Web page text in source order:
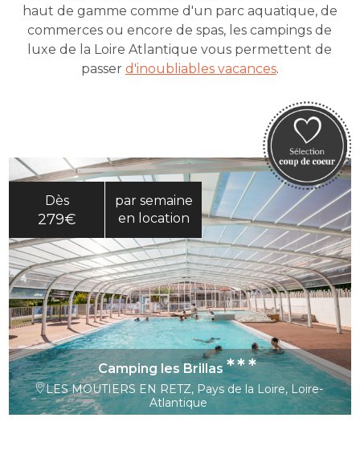
haut de gamme comme d'un parc aquatique, de
commerces ou encore de spas, les campings de
luxe de la Loire Atlantique vous permettent de
passer d'inoubliables vacances.
Dès
279€
par semaine
en location
Camping les Brillas***
LES MOUTIERS EN RETZ, Pays de la Loire, Loire-
Atlantique